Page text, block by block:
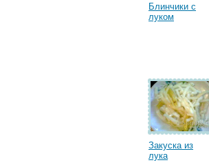
Блинчики с
луком
Закуска из
лука